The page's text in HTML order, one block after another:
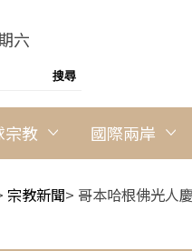
六
宗教 國際兩岸
宗教新聞> 哥本哈根佛光人